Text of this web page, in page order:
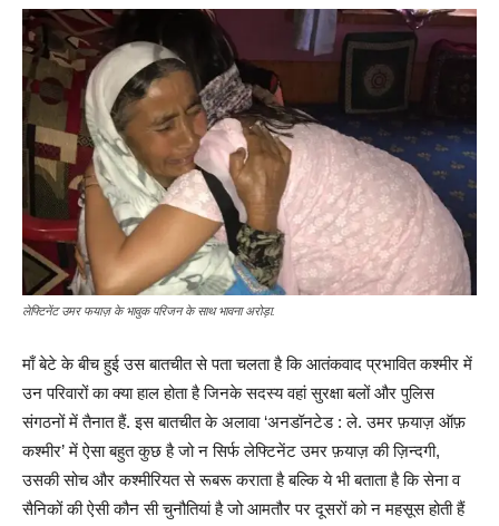
लेफ्टिनेंट उमर फयाज़ के भावुक परिजन के साथ भावना अरोड़ा.
माँ बेटे के बीच हुई उस बातचीत से पता चलता है कि आतंकवाद प्रभावित कश्मीर में
उन परिवारों का क्या हाल होता है जिनके सदस्य वहां सुरक्षा बलों और पुलिस
संगठनों में तैनात हैं. इस बातचीत के अलावा ‘अनडॉनटेड : ले. उमर फ़याज़ ऑफ़
कश्मीर’ में ऐसा बहुत कुछ है जो न सिर्फ लेफ्टिनेंट उमर फ़याज़ की ज़िन्दगी,
उसकी सोच और कश्मीरियत से रूबरू कराता है बल्कि ये भी बताता है कि सेना व
सैनिकों की ऐसी कौन सी चुनौतियां है जो आमतौर पर दूसरों को न महसूस होती हैं